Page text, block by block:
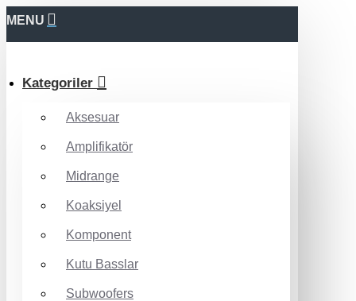
MENU
Kategoriler
Aksesuar
Amplifikatör
Midrange
Koaksiyel
Komponent
Kutu Basslar
Subwoofers